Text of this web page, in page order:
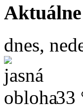
dnes,
33